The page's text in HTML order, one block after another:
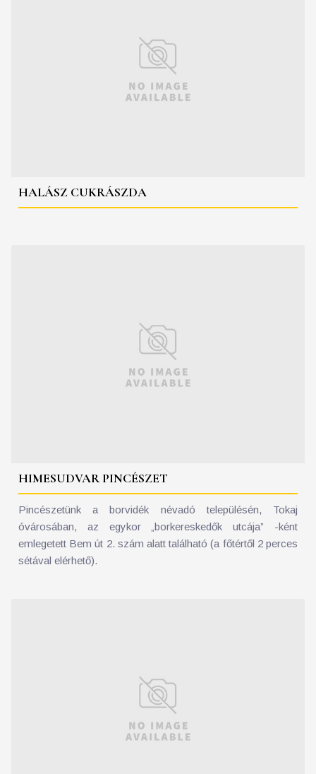
HALÁSZ CUKRÁSZDA
HIMESUDVAR PINCÉSZET
Pincészetünk a borvidék névadó településén, Tokaj
óvárosában, az egykor „borkereskedők utcája” -ként
emlegetett Bem út 2. szám alatt található (a főtértől 2 perces
sétával elérhető).